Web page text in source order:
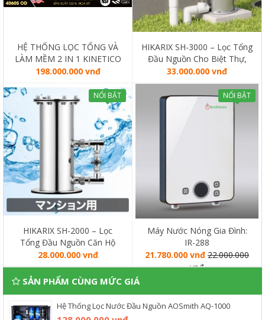
HỆ THỐNG LỌC TỔNG VÀ
LÀM MỀM 2 IN 1 KINETICO
4060S OD (MADE IN USA)
198.000.000 vnđ
HIKARIX SH-3000 – Lọc Tổng
Đầu Nguồn Cho Biệt Thự,
Liền Kề
33.000.000 vnđ
NỔI BẬT
HIKARIX SH-2000 – Lọc
Tổng Đầu Nguồn Căn Hộ
Chung Cư
28.000.000 vnđ
NỔI BẬT
Máy Nước Nóng Gia Đình:
IR-288
21.780.000 vnđ 22.000.000
vnđ
SẢN PHẨM CÙNG MỨC GIÁ
Hệ Thống Lọc Nước Đầu Nguồn AOSmith AQ-1000